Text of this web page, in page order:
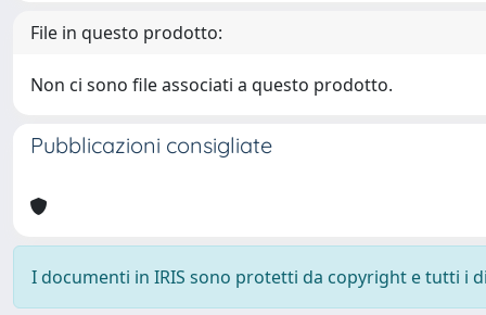
File in questo prodotto:
Non ci sono file associati a questo prodotto.
Pubblicazioni consigliate
I documenti in IRIS sono protetti da copyright e tutti i